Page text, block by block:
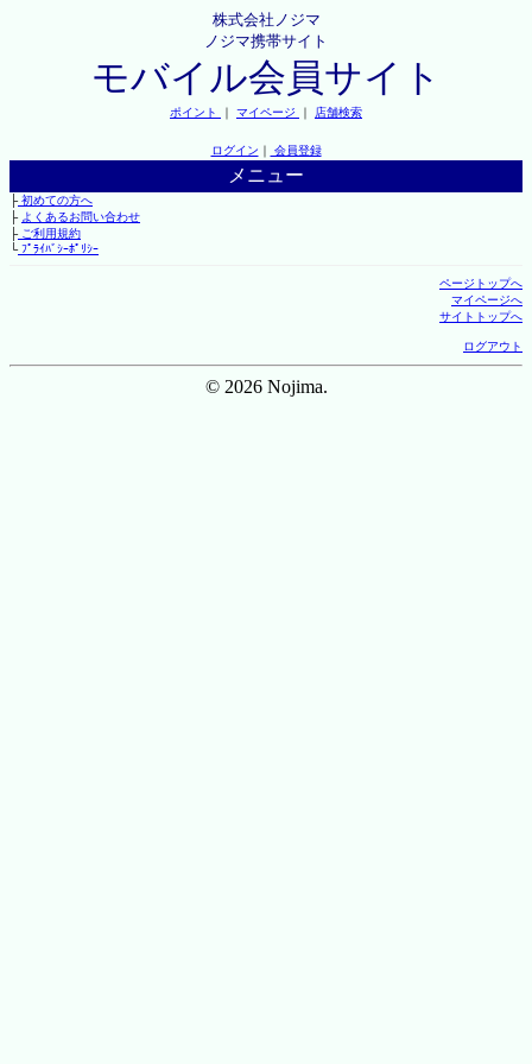
株式会社ノジマ
ノジマ携帯サイト
モバイル会員サイト
ポイント ｜ マイページ ｜ 店舗検索
ログイン ｜ 会員登録
メニュー
├初めての方へ
├ よくあるお問い合わせ
├ご利用規約
└ﾌﾟﾗｲﾊﾞｼｰﾎﾟﾘｼｰ
ページトップへ
マイページへ
サイトトップへ
ログアウト
© 2026 Nojima.